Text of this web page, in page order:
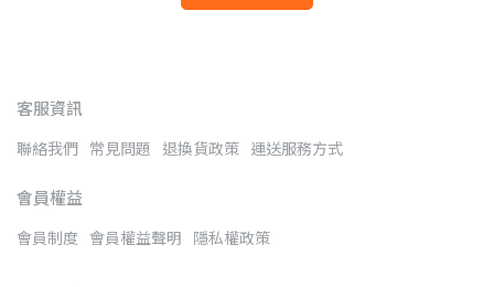
客服資訊
聯絡我們 常見問題 退換貨政策 運送服務方式
會員權益
會員制度 會員權益聲明 隱私權政策